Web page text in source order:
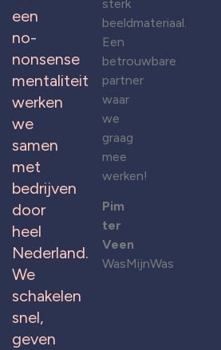
een
no-
nonsense
mentaliteit
werken
we
samen
met
bedrijven
door
heel
Nederland.
We
schakelen
snel,
geven
sterk
beeldmateriaal.
Een
betrouwbare
partner
waar
we
graag
mee
werken!
Pim
ter
Veen
WasMijnWas